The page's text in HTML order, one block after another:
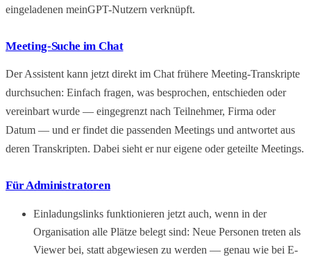
eingeladenen meinGPT-Nutzern verknüpft.
Meeting-Suche im Chat
Der Assistent kann jetzt direkt im Chat frühere Meeting-Transkripte
durchsuchen: Einfach fragen, was besprochen, entschieden oder
vereinbart wurde — eingegrenzt nach Teilnehmer, Firma oder
Datum — und er findet die passenden Meetings und antwortet aus
deren Transkripten. Dabei sieht er nur eigene oder geteilte Meetings.
Für Administratoren
Einladungslinks funktionieren jetzt auch, wenn in der
Organisation alle Plätze belegt sind: Neue Personen treten als
Viewer bei, statt abgewiesen zu werden — genau wie bei E-